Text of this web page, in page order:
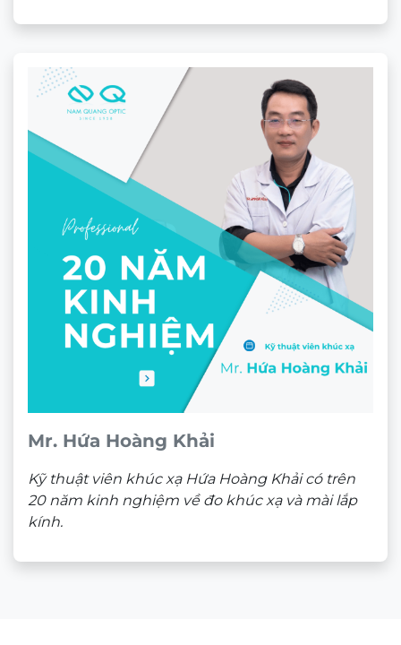
Mr. Hứa Hoàng Khải
Kỹ thuật viên khúc xạ Hứa Hoàng Khải có trên
20 năm kinh nghiệm về đo khúc xạ và mài lắp
kính.